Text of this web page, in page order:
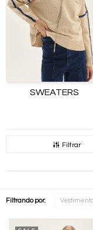
SWEATERS
Filtrar
Filtrando por: